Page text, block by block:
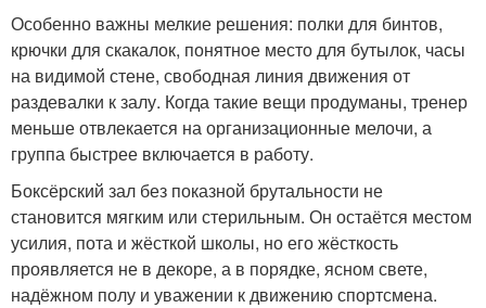
Особенно важны мелкие решения: полки для бинтов,
крючки для скакалок, понятное место для бутылок, часы
на видимой стене, свободная линия движения от
раздевалки к залу. Когда такие вещи продуманы, тренер
меньше отвлекается на организационные мелочи, а
группа быстрее включается в работу.
Боксёрский зал без показной брутальности не
становится мягким или стерильным. Он остаётся местом
усилия, пота и жёсткой школы, но его жёсткость
проявляется не в декоре, а в порядке, ясном свете,
надёжном полу и уважении к движению спортсмена.